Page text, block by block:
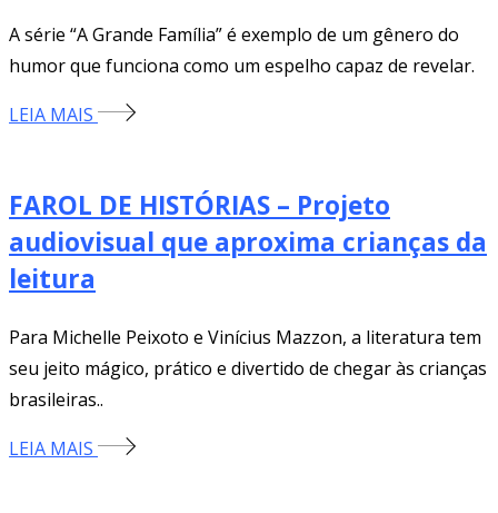
A série “A Grande Família” é exemplo de um gênero do
humor que funciona como um espelho capaz de revelar.
LEIA MAIS
FAROL DE HISTÓRIAS – Projeto
audiovisual que aproxima crianças da
leitura
Para Michelle Peixoto e Vinícius Mazzon, a literatura tem
seu jeito mágico, prático e divertido de chegar às crianças
brasileiras..
LEIA MAIS